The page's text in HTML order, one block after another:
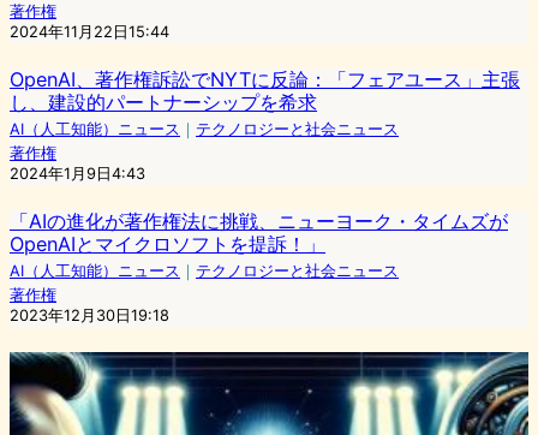
著作権
2024年11月22日15:44
OpenAI、著作権訴訟でNYTに反論：「フェアユース」主張
し、建設的パートナーシップを希求
AI（人工知能）ニュース ｜ テクノロジーと社会ニュース
著作権
2024年1月9日4:43
「AIの進化が著作権法に挑戦、ニューヨーク・タイムズが
OpenAIとマイクロソフトを提訴！」
AI（人工知能）ニュース ｜ テクノロジーと社会ニュース
著作権
2023年12月30日19:18